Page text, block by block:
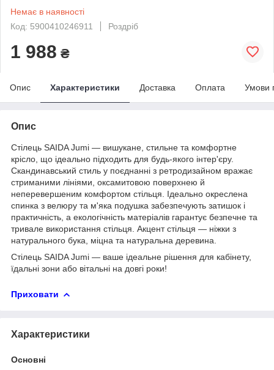
Немає в наявності
Код: 5900410246911
Роздріб
1 988 ₴
Опис Характеристики Доставка Оплата Умови
Опис
Стілець SAIDA Jumi — вишукане, стильне та комфортне
крісло, що ідеально підходить для будь-якого інтер'єру.
Скандинавський стиль у поєднанні з ретродизайном вражає
стриманими лініями, оксамитовою поверхнею й
неперевершеним комфортом стільця. Ідеально окреслена
спинка з велюру та м'яка подушка забезпечують затишок і
практичність, а екологічність матеріалів гарантує безпечне та
тривале використання стільця. Акцент стільця — ніжки з
натурального бука, міцна та натуральна деревина.
Стілець SAIDA Jumi — ваше ідеальне рішення для кабінету,
їдальні зони або вітальні на довгі роки!
Приховати
Характеристики
Основні